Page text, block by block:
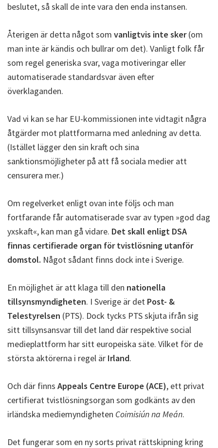
beslutet, så skall de inte vara den enda instansen.
Återigen är detta något som vanligtvis inte sker(om
man inte är kändis och bullrar om det). Vanligt folk får
som regel generiska svar, vaga motiveringar eller
automatiserade standardsvar även efter
överklaganden.
Vad vi kan se har EU-kommissionen inte vidtagit några
åtgärder mot plattformarna med anledning av detta.
(Istället lägger den sin kraft och sina
sanktionsmöjligheter på att få sociala medier att
censurera mer.)
Om regelverket enligt ovan inte följs och man
fortfarande får automatiserade svar av typen »god dag
yxskaft«, kan man gå vidare. Det skall enligt DSA
finnas certifierade organ för tvistlösning utanför
domstol. Något sådant finns dock inte i Sverige.
En möjlighet är att klaga till den nationella
tillsynsmyndigheten. I Sverige är det Post- &
Telestyrelsen (PTS). Dock tycks PTS skjuta ifrån sig
sitt tillsynsansvar till det land där respektive social
medieplattform har sitt europeiska säte. Vilket för de
största aktörerna i regel är Irland.
Och där finns Appeals Centre Europe (ACE), ett privat
certifierat tvistlösningsorgan som godkänts av den
irländska mediemyndigheten Coimisiún na Meán.
Det fungerar som en ny sorts privat rättskipning kring